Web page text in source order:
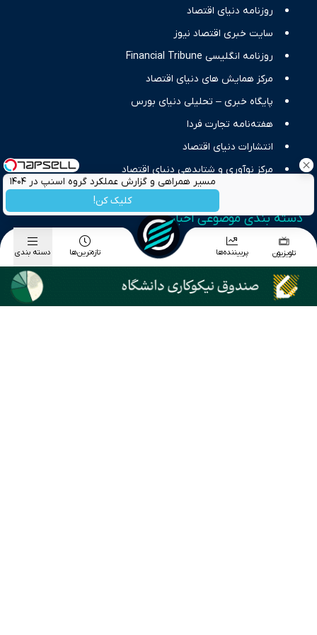
مسیر همراهی و گزارش عملکرد گروه اسنپ در ۱۴۰۴
کلیک کن!
حرفه‌ای و روزآمد پوشش می‌دهیم.
روزنامه دنیای اقتصاد
سایت خبری اقتصاد نیوز
روزنامه انگلیسی Financial Tribune
مرکز همایش های دنیای اقتصاد
پایگاه خبری – تحلیلی دنیای بورس
هفته‌نامه تجارت فردا
انتشارات دنیای اقتصاد
مرکز نوآوری و شتابدهی دنیای اقتصاد
دسته بندی موضوعی اخبار
اخبار اقتصاد کلان
اخبار بورس
اخبار طلا و ارز
اخبار تجارت
تلویزیون پربیننده‌ها تازه‌ترین‌ها دسته بندی